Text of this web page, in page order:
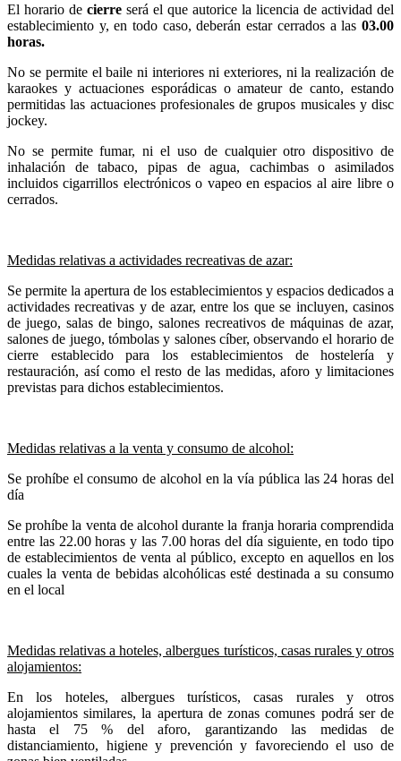
El horario de cierre será el que autorice la licencia de actividad del
establecimiento y, en todo caso, deberán estar cerrados a las 03.00
horas.
No se permite el baile ni interiores ni exteriores, ni la realización de
karaokes y actuaciones esporádicas o amateur de canto, estando
permitidas las actuaciones profesionales de grupos musicales y disc
jockey.
No se permite fumar, ni el uso de cualquier otro dispositivo de
inhalación de tabaco, pipas de agua, cachimbas o asimilados
incluidos cigarrillos electrónicos o vapeo en espacios al aire libre o
cerrados.
Medidas relativas a actividades recreativas de azar:
Se permite la apertura de los establecimientos y espacios dedicados a
actividades recreativas y de azar, entre los que se incluyen, casinos
de juego, salas de bingo, salones recreativos de máquinas de azar,
salones de juego, tómbolas y salones cíber, observando el horario de
cierre establecido para los establecimientos de hostelería y
restauración, así como el resto de las medidas, aforo y limitaciones
previstas para dichos establecimientos.
Medidas relativas a la venta y consumo de alcohol:
Se prohíbe el consumo de alcohol en la vía pública las 24 horas del
día
Se prohíbe la venta de alcohol durante la franja horaria comprendida
entre las 22.00 horas y las 7.00 horas del día siguiente, en todo tipo
de establecimientos de venta al público, excepto en aquellos en los
cuales la venta de bebidas alcohólicas esté destinada a su consumo
en el local
Medidas relativas a hoteles, albergues turísticos, casas rurales y otros
alojamientos:
En los hoteles, albergues turísticos, casas rurales y otros
alojamientos similares, la apertura de zonas comunes podrá ser de
hasta el 75 % del aforo, garantizando las medidas de
distanciamiento, higiene y prevención y favoreciendo el uso de